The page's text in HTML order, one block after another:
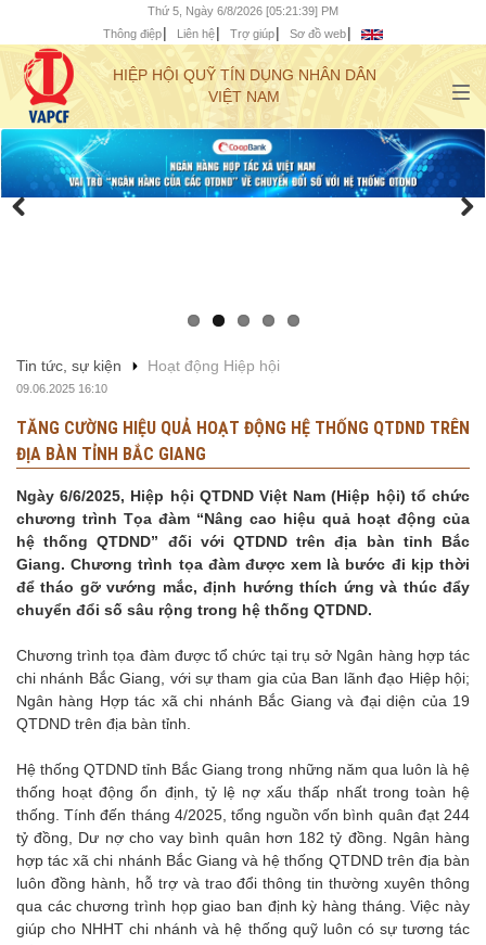
Thứ 5, Ngày 6/8/2026 [05:21:40] PM
Thông điệp
Liên hệ Trợ giúp Sơ đồ web
HIỆP HỘI QUỸ TÍN DỤNG NHÂN DÂN
VIỆT NAM
Tin tức, sự kiện Hoạt động Hiệp hội
09.06.2025 16:10
TĂNG CƯỜNG HIỆU QUẢ HOẠT ĐỘNG HỆ THỐNG QTDND TRÊN
ĐỊA BÀN TỈNH BẮC GIANG
Ngày 6/6/2025, Hiệp hội QTDND Việt Nam (Hiệp hội) tổ chức
chương trình Tọa đàm “Nâng cao hiệu quả hoạt động của
hệ thống QTDND” đối với QTDND trên địa bàn tỉnh Bắc
Giang. Chương trình tọa đàm được xem là bước đi kịp thời
để tháo gỡ vướng mắc, định hướng thích ứng và thúc đẩy
chuyển đổi số sâu rộng trong hệ thống QTDND.
Chương trình tọa đàm được tổ chức tại trụ sở Ngân hàng hợp tác
chi nhánh Bắc Giang, với sự tham gia của Ban lãnh đạo Hiệp hội;
Ngân hàng Hợp tác xã chi nhánh Bắc Giang và đại diện của 19
QTDND trên địa bàn tỉnh.
Hệ thống QTDND tỉnh Bắc Giang trong những năm qua luôn là hệ
thống hoạt động ổn định, tỷ lệ nợ xấu thấp nhất trong toàn hệ
thống. Tính đến tháng 4/2025, tổng nguồn vốn bình quân đạt 244
tỷ đồng, Dư nợ cho vay bình quân hơn 182 tỷ đồng. Ngân hàng
hợp tác xã chi nhánh Bắc Giang và hệ thống QTDND trên địa bàn
luôn đồng hành, hỗ trợ và trao đổi thông tin thường xuyên thông
qua các chương trình họp giao ban định kỳ hàng tháng. Việc này
giúp cho NHHT chi nhánh và hệ thống quỹ luôn có sự tương tác